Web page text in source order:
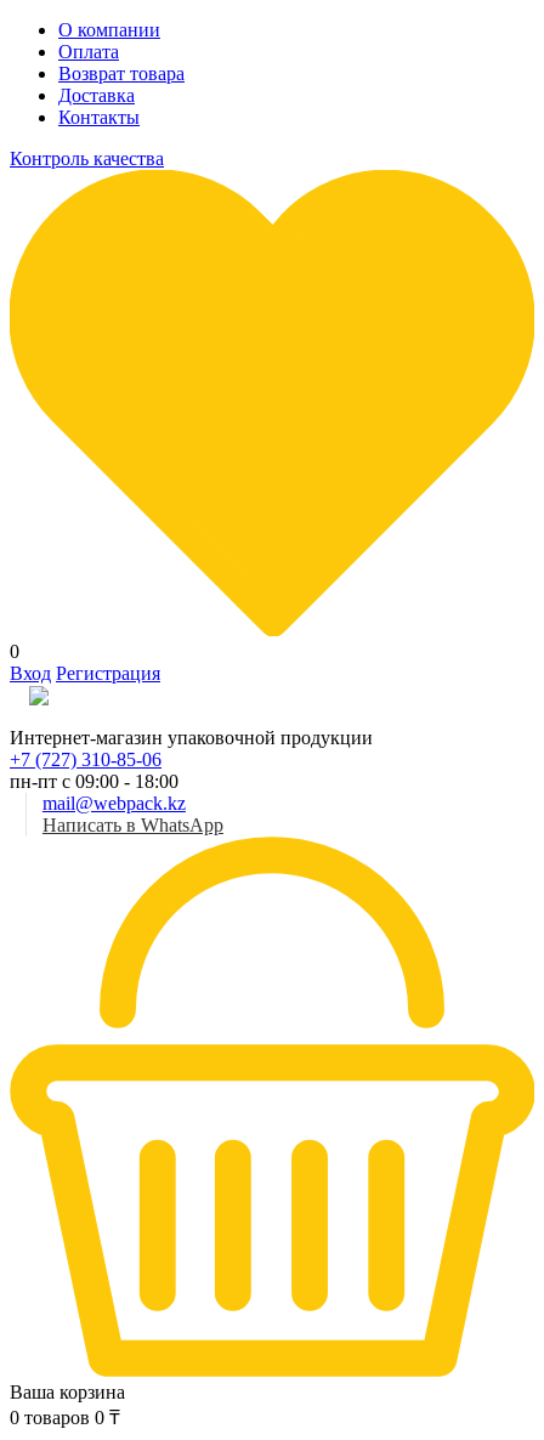
О компании
Оплата
Возврат товара
Доставка
Контакты
Контроль качества
0
Вход Регистрация
Интернет-магазин упаковочной продукции
+7 (727) 310-85-06
пн-пт с 09:00 - 18:00
mail@webpack.kz
Написать в WhatsApp
Ваша корзина
0 товаров 0 ₸